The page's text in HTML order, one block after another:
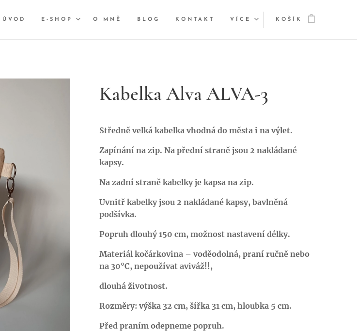
ÚVOD E-SHOP O MNĚ BLOG KONTAKT VÍCE KOŠÍK
Kabelka Alva ALVA-3
Středně velká kabelka vhodná do města i na výlet.
Zapínání na zip. Na přední straně jsou 2 nakládané
kapsy.
Na zadní straně kabelky je kapsa na zip.
Uvnitř kabelky jsou 2 nakládané kapsy, bavlněná
podšívka.
Popruh dlouhý 150 cm, možnost nastavení délky.
Materiál kočárkovina – voděodolná, praní ručně nebo
na 30°C, nepoužívat aviváž!!,
dlouhá životnost.
Rozměry: výška 32 cm, šířka 31 cm, hloubka 5 cm.
Před praním odepneme popruh.